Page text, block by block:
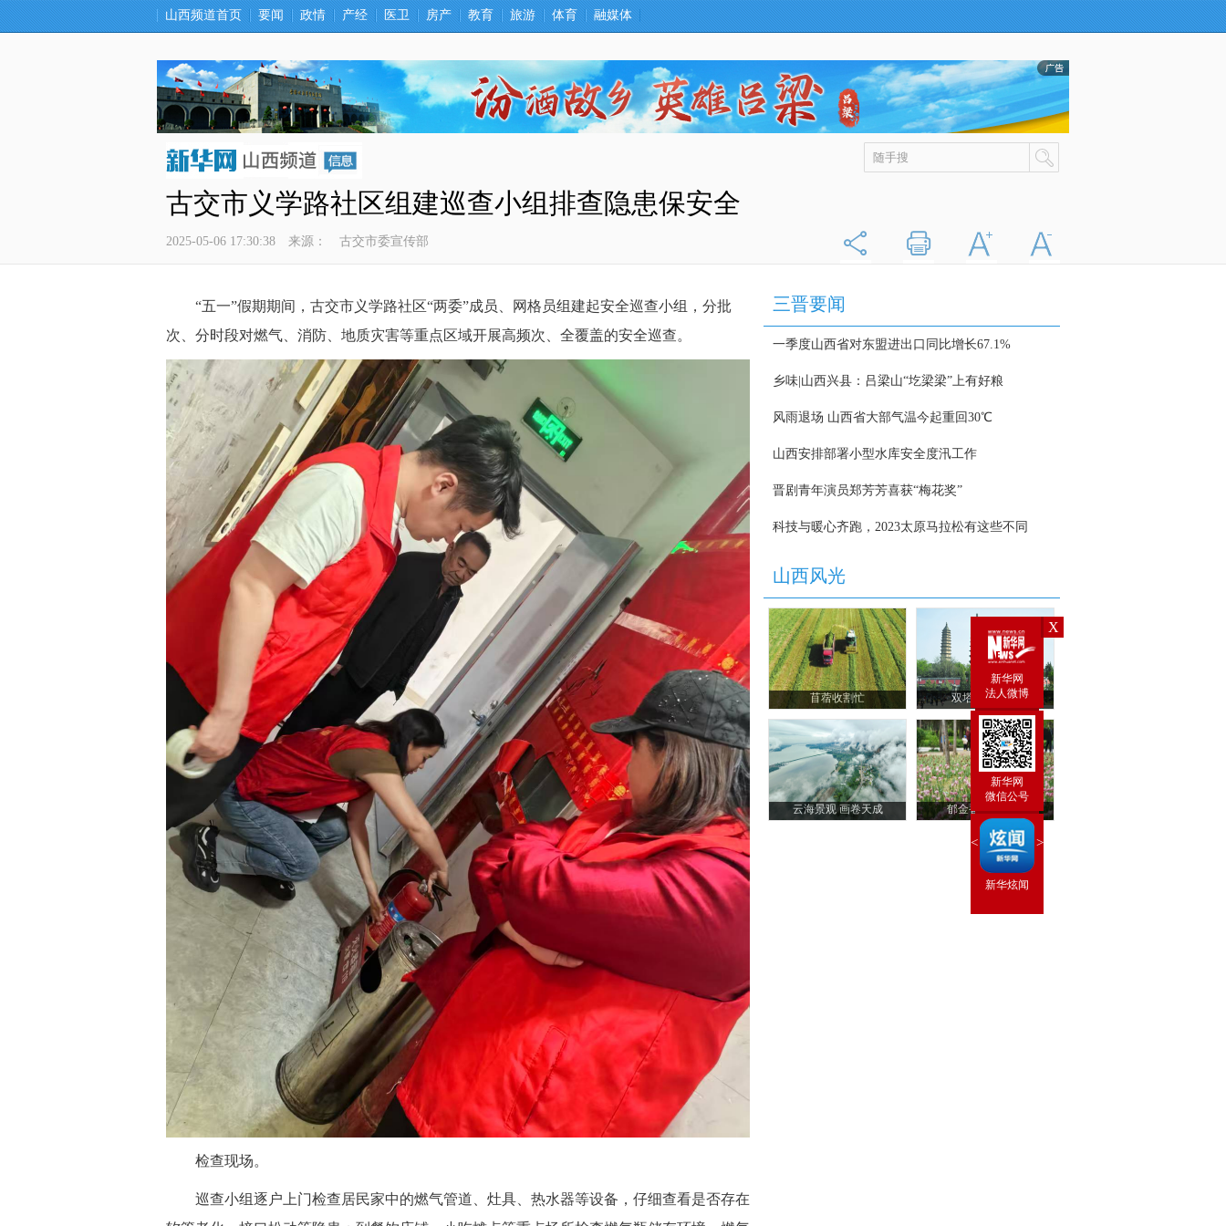
山西频道首页 要闻 政情 产经 医卫 房产 教育 旅游 体育 融媒体
新华网
法人微博
新华网
微信公号
< >
新华炫闻
X
古交市义学路社区组建巡查小组排查隐患保安全
2025-05-06 17:30:38 来源： 古交市委宣传部
“五一”假期期间，古交市义学路社区“两委”成员、网格员组建起安全巡查小组，分批
次、分时段对燃气、消防、地质灾害等重点区域开展高频次、全覆盖的安全巡查。
检查现场。
巡查小组逐户上门检查居民家中的燃气管道、灶具、热水器等设备，仔细查看是否存在